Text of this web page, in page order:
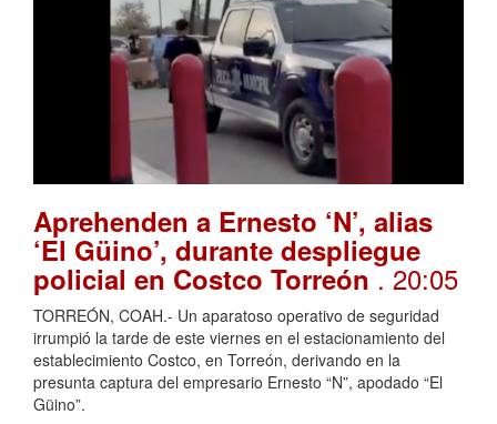
Aprehenden a Ernesto ‘N’, alias
‘El Güino’, durante despliegue
policial en Costco Torreón. 20:05
TORREÓN, COAH.- Un aparatoso operativo de seguridad
irrumpió la tarde de este viernes en el estacionamiento del
establecimiento Costco, en Torreón, derivando en la
presunta captura del empresario Ernesto “N”, apodado “El
Güino”.